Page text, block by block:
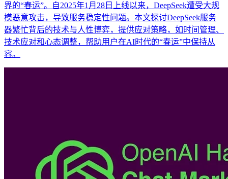
界的“春运”。自2025年1月28日上线以来，DeepSeek遭受大规
模恶意攻击，导致服务稳定性问题。本文探讨DeepSeek服务
器繁忙背后的技术与人性博弈，提供应对策略，如时间管理、
技术应对和心态调整，帮助用户在AI时代的“春运”中保持从
容。